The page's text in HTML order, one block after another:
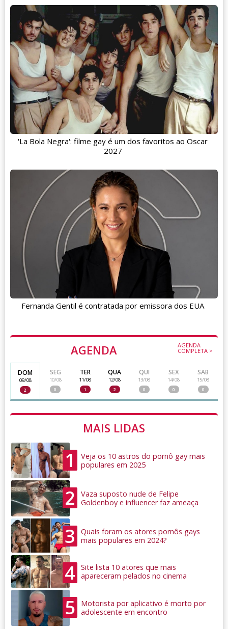
AGENDA AGENDA
COMPLETA >
DOM
09/08
2
SEG
10/08
0
TER
11/08
1
QUA
12/08
2
QUI
13/08
0
SEX
14/08
0
SAB
15/08
0
MAIS LIDAS
1
Veja os 10 astros do pornô gay mais
populares em 2025
2
Vaza suposto nude de Felipe
Goldenboy e influencer faz ameaça
3
Quais foram os atores pornôs gays
mais populares em 2024?
4
Site lista 10 atores que mais
apareceram pelados no cinema
5
Motorista por aplicativo é morto por
adolescente em encontro
'La Bola Negra': filme gay é um dos favoritos ao Oscar
2027
Fernanda Gentil é contratada por emissora dos EUA